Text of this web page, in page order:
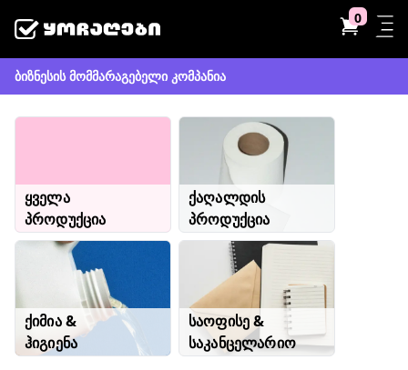
0
ბიზნესის მომმარაგებელი კომპანია
ყველა
პროდუქცია
ქაღალდის
პროდუქცია
ქიმია &
ჰიგიენა
საოფისე &
საკანცელარიო